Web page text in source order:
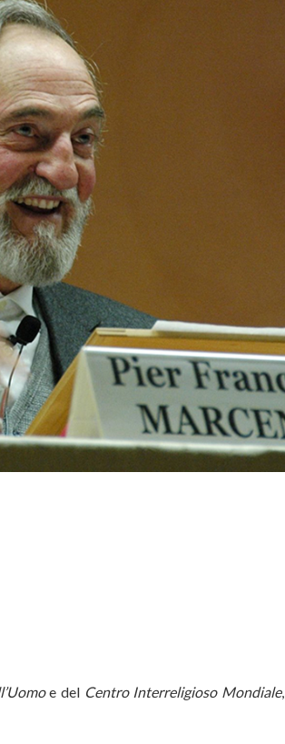
e del Centro Interreligioso Mondiale,